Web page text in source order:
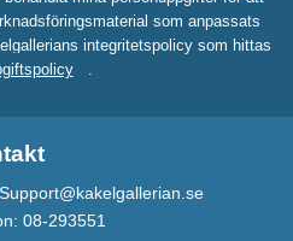
som anpassats
integritetspolicy som hittas
08-293551